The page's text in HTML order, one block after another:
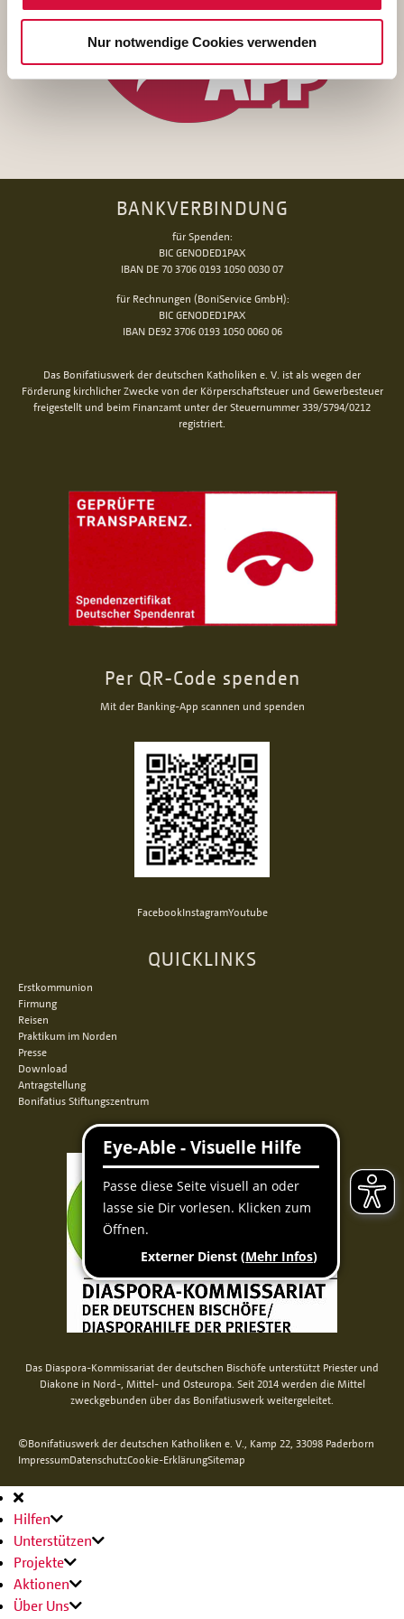
Nur notwendige Cookies verwenden
BANKVERBINDUNG
für Spenden:
BIC GENODED1PAX
IBAN DE 70 3706 0193 1050 0030 07
für Rechnungen (BoniService GmbH):
BIC GENODED1PAX
IBAN DE92 3706 0193 1050 0060 06
Das Bonifatiuswerk der deutschen Katholiken e. V. ist als wegen der
Förderung kirchlicher Zwecke von der Körperschaftsteuer und Gewerbesteuer
freigestellt und beim Finanzamt unter der Steuernummer 339/5794/0212
registriert.
Per QR-Code spenden
Mit der Banking-App scannen und spenden
FacebookInstagramYoutube
QUICKLINKS
Erstkommunion
Firmung
Reisen
Praktikum im Norden
Presse
Download
Antragstellung
Bonifatius Stiftungszentrum
Das Diaspora-Kommissariat der deutschen Bischöfe unterstützt Priester und
Diakone in Nord-, Mittel- und Osteuropa. Seit 2014 werden die Mittel
zweckgebunden über das Bonifatiuswerk weitergeleitet.
©Bonifatiuswerk der deutschen Katholiken e. V., Kamp 22, 33098 Paderborn
ImpressumDatenschutzCookie-ErklärungSitemap
Hauptnavigation
Hilfen
Unterstützen
Projekte
Aktionen
Über Uns